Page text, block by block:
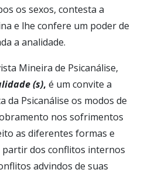
os sexos, contesta a
e lhe confere um poder de
a analidade.
Mineira de Psicanálise,
(s), é um convite a
da Psicanálise os modos de
nos sofrimentos
as diferentes formas e
partir dos conflitos internos
advindos de suas